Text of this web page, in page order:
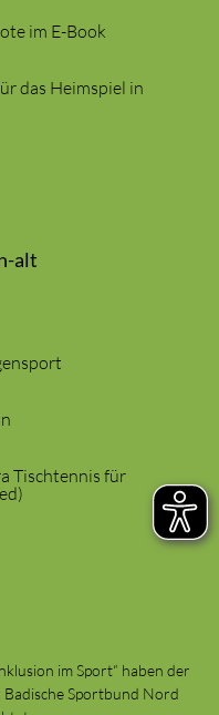
im E-Book
das Heimspiel in
alt
Tischtennis für
im Sport“ haben der
Sportbund Nord